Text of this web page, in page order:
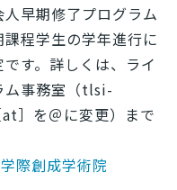
早期修了プログラム
程学生の学年進行に
す。詳しくは、ライ
事務室（tlsi-
at］を＠に変更）まで
さい。
学際創成学術院